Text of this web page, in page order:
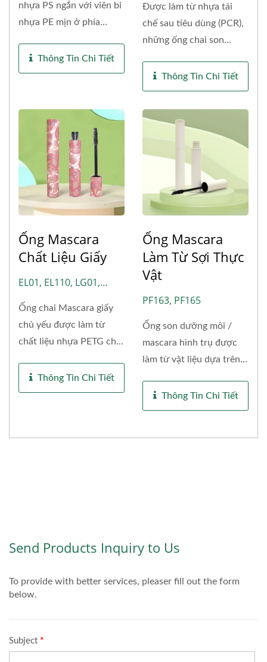
nhựa PS ngắn với viên bi
nhựa PE mịn ở phía
Thông Tin Chi Tiết
Được làm từ nhựa tái
chế sau tiêu dùng (PCR),
những ống chai son
Thông Tin Chi Tiết
Ống Mascara
Chất Liệu Giấy
EL01, EL110, LG01,
MA01, MA02, MA03
Ống chai Mascara giấy
chủ yếu được làm từ
chất liệu nhựa PETG cho
Thông Tin Chi Tiết
Ống Mascara
Làm Từ Sợi Thực
Vật
PF163, PF165
Ống son dưỡng môi /
mascara hình trụ được
làm từ vật liệu dựa trên
Thông Tin Chi Tiết